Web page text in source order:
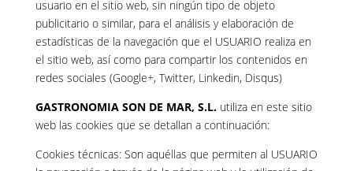
usuario en el sitio web, sin ningún tipo de objeto
publicitario o similar, para el análisis y elaboración de
estadísticas de la navegación que el USUARIO realiza en
el sitio web, así como para compartir los contenidos en
redes sociales (Google+, Twitter, Linkedin, Disqus)
GASTRONOMIA SON DE MAR, S.L.utiliza en este sitio
web las cookies que se detallan a continuación:
Cookies técnicas: Son aquéllas que permiten al USUARIO